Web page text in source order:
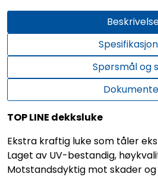
Spørsmål og
TOP LINE dekksluke
Ekstra kraftig luke som tåler
Laget av UV-bestandig,
Motstandsdyktig mot skader